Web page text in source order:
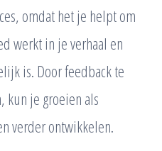
omdat het je helpt om
werkt in je verhaal en
is. Door feedback te
kun je groeien als
verder ontwikkelen.